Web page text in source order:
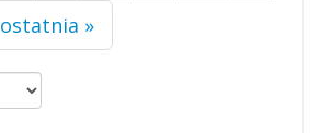
ostatnia »